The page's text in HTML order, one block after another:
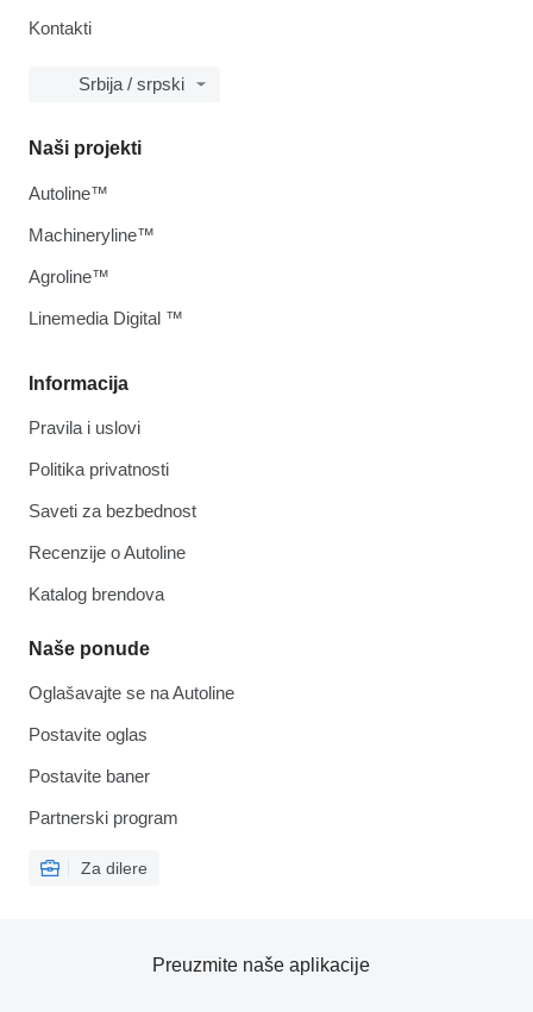
Kontakti
Srbija / srpski
Informacija
Pravila i uslovi
Politika privatnosti
Saveti za bezbednost
Recenzije o Autoline
Katalog brendova
Naše ponude
Oglašavajte se na Autoline
Postavite oglas
Postavite baner
Partnerski program
Za dilere
Naši projekti
Autoline™
Machineryline™
Agroline™
Linemedia Digital ™
Preuzmite naše aplikacije